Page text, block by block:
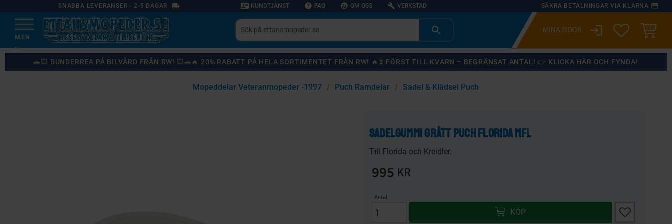
SNABBA LEVERANSER - 2-5 DAGAR local_shipping contact_mail KUNDTJÄNST help FAQ supervised_user_circle OM OSS build VERKSTAD SÄKRA BETALNINGAR VIA KLARNA payment
login ÖNSKELISTA
🚗💥 DUNDERREA PÅ BILVÅRD FRÅN RW! 💥🚗🔥 20% RABATT PÅ HELA SORTIMENTET FRÅN RW! 🔥⏳ FÖRST TILL KVARN – BEGRÄNSAT ANTAL! 👉 KLICKA HÄR OCH FYNDA!
KANSKE NÅGON AV DESSA PRODUKTER KAN INTRESSERA DIG?
20%
Mopeddelar Veteranmopeder -1997 Puch Ramdelar Sadel & Klädsel Puch
Sadelgummi grått Puch Florida mfl
Till Florida och Kreidler.
995 KR
Antal
KÖP Lägg till i